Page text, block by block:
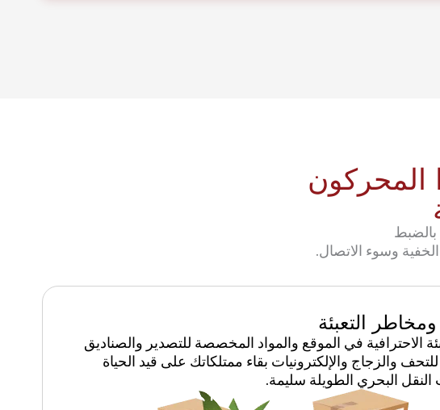
المحركون
بالضبط
وسوء الاتصال.
التعبئة
الاحترافية في الموقع والمواد المخصصة للتصدير والصناديق
والزجاج والإلكترونيات بقاء ممتلكاتك على قيد الحياة
البحري الطويلة سليمة.